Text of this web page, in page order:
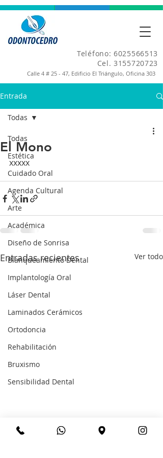
Teléfono: 6025566513
Cel. 3155720723
Calle 4 # 25 - 47, Edificio El Triángulo, Oficina 303
Entrada
Todas
Estética
Cuidado Oral
Agenda Cultural
Arte
Académica
Diseño de Sonrisa
Blanqueamiento Dental
Implantología Oral
Láser Dental
Laminados Cerámicos
Ortodoncia
Rehabilitación
Bruxismo
Sensibilidad Dental
Todas
El Mono
xxxxx
Entradas recientes Ver todo